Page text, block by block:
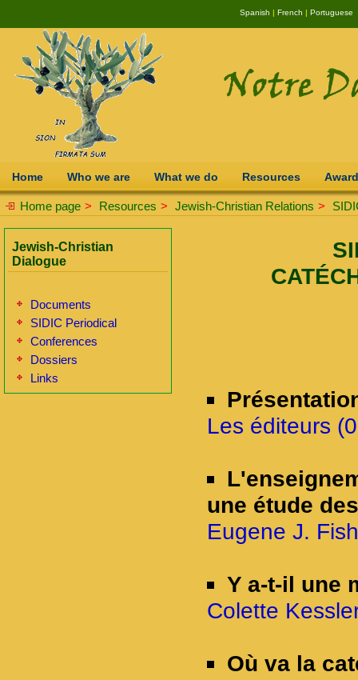
Spanish | French | Portuguese
Home Who we are What we do Resources
Home page > Resources > Jewish-Christian Relations >
Jewish-Christian
Dialogue
Documents
SIDIC Periodical
Conferences
Dossiers
Links
Les éditeurs
une étude
Eugene J.
Y a-t-il une
Colette
Où va la